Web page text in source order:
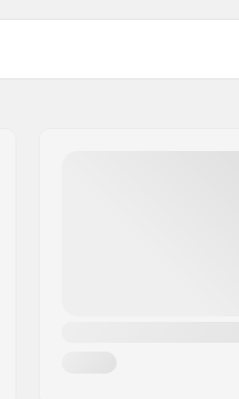
Gewicht: